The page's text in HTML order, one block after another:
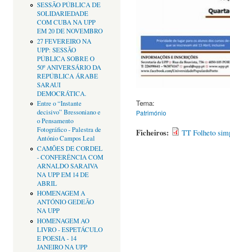
SESSÃO PÚBLICA DE
SOLIDARIEDADE
COM CUBA NA UPP
EM 20 DE NOVEMBRO
27 FEVEREIRO NA
UPP: SESSÃO
PÚBLICA SOBRE O
50º ANIVERSÁRIO DA
REPÚBLICA ÁRABE
SARAUI
DEMOCRÁTICA.
Entre o “Instante
decisivo” Bressoniano e
o Pensamento
Fotográfico - Palestra de
António Campos Leal
CAMÕES DE CORDEL
- CONFERÊNCIA COM
ARNALDO SARAIVA
NA UPP EM 14 DE
ABRIL
HOMENAGEM A
ANTÓNIO GEDEÃO
NA UPP
HOMENAGEM AO
LIVRO - ESPETÁCULO
E POESIA - 14
JANEIRO NA UPP
Tema:
Património
Ficheiros: TT Folheto